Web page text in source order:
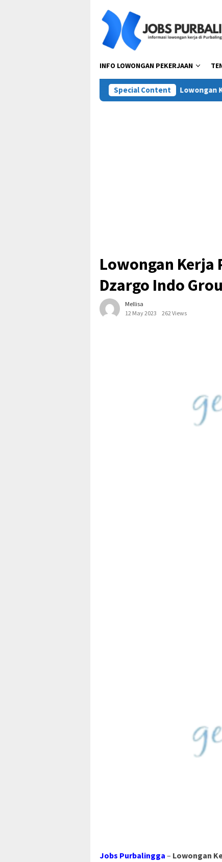
content
INFO LOWONGAN PEKERJAAN
Special Content
Pesta Pora Abadi (Mie Gacoan) Lowongan Kerja
Lowongan Kerja
Dzargo Indo
Mellisa
12 May 2023
262 Views
Jobs Purbalingga – Lowongan